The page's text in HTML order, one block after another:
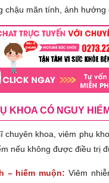
chậu mãn tính, ảnh hưởng
KHOA CÓ NGUY
chuyên khoa, viêm phụ
nếu không được điều trị
– hiếm muộn: Viêm